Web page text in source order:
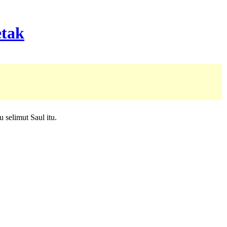
selimut Saul itu.